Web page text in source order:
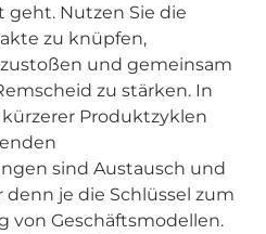
geht. Nutzen Sie die
zu knüpfen,
und gemeinsam
zu stärken. In
Produktzyklen
sind Austausch und
je die Schlüssel zum
von Geschäftsmodellen.